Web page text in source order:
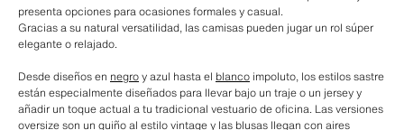
presenta opciones para ocasiones formales y casual.
Gracias a su natural versatilidad, las camisas pueden jugar un rol súper
elegante o relajado.
Desde diseños en negroy azul hasta el blanco impoluto, los estilos sastre
están especialmente diseñados para llevar bajo un traje o un jersey y
añadir un toque actual a tu tradicional vestuario de oficina. Las versiones
oversize son un guiño al estilo vintage y las blusas llegan con aires